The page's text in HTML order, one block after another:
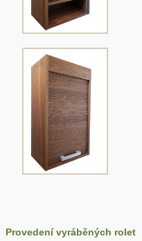
Provedení vyráběných rolet